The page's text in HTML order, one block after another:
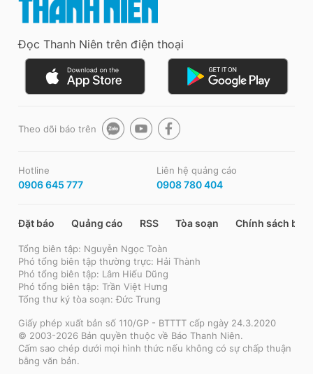
Đọc Thanh Niên trên điện thoại
Theo dõi báo trên
Hotline
0906 645 777
Liên hệ quảng cáo
0908 780 404
Đặt báo Quảng cáo RSS Tòa soạn Chính sách bảo
Tổng biên tập: Nguyễn Ngọc Toàn
Phó tổng biên tập thường trực: Hải Thành
Phó tổng biên tập: Lâm Hiếu Dũng
Phó tổng biên tập: Trần Việt Hưng
Tổng thư ký tòa soạn: Đức Trung
Giấy phép xuất bản số 110/GP - BTTTT cấp ngày 24.3.2020
© 2003-2026 Bản quyền thuộc về Báo Thanh Niên.
Cấm sao chép dưới mọi hình thức nếu không có sự chấp thuận
bằng văn bản.